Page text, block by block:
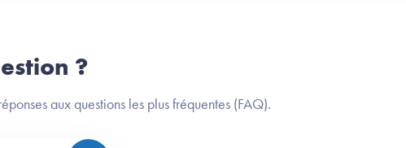
?
aux questions les plus fréquentes (FAQ).